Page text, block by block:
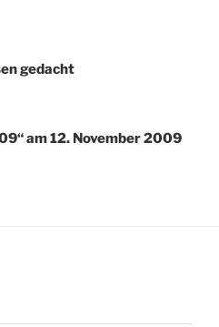
gedacht
am 12. November 2009